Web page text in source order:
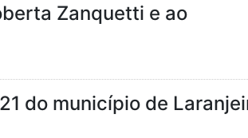
Zanquetti e ao
do município de